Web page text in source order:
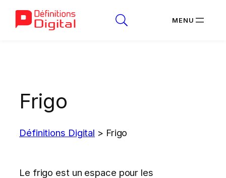
Frigo
Définitions Digital > Frigo
Le frigo est un espace pour les